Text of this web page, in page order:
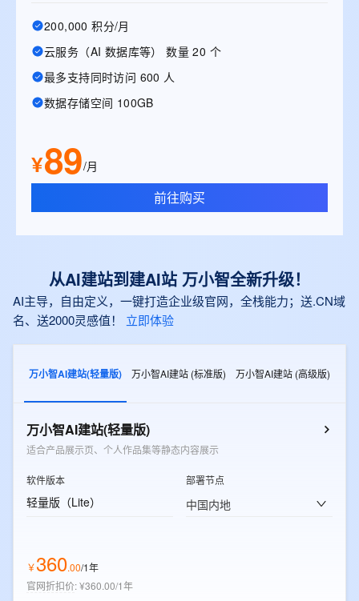
200,000 积分/月
云服务（AI 数据库等） 数量 20 个
最多支持同时访问 600 人
数据存储空间 100GB
¥89/月
前往购买
从AI建站到建AI站 万小智全新升级！
AI主导，自由定义，一键打造企业级官网，全栈能力；送.CN域
名、送2000灵感值！
立即体验
万小智AI建站(轻量版) 万小智AI建站 (标准版) 万小智AI建站 (高级版)
万小智AI建站(轻量版)
适合产品展示页、个人作品集等静态内容展示
软件版本
轻量版（Lite）
部署节点
中国内地
￥360.00/1年
官网折扣价:¥360.00/1年